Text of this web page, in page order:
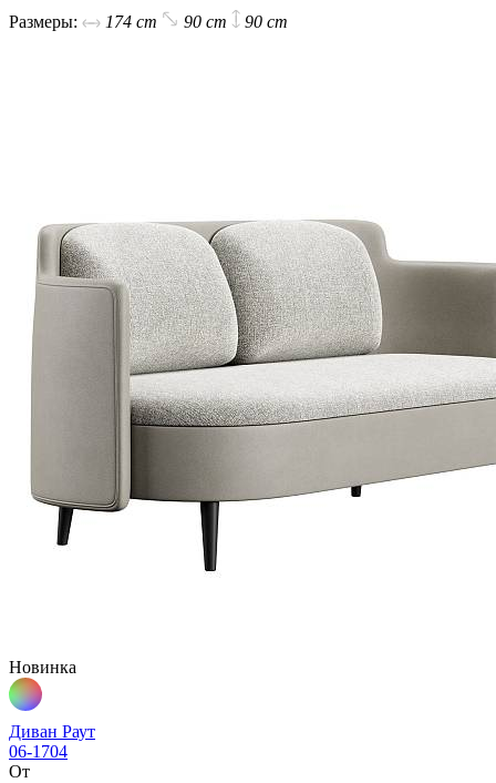
Размеры:
174 cm 90 cm 90 cm
Новинка
Диван Раут
06-1704
От